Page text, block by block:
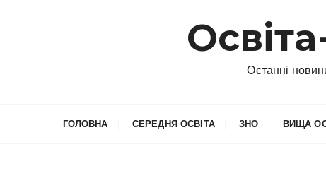
Останні
ГОЛОВНА СЕРЕДНЯ ОСВІТА ЗНО ВИЩА